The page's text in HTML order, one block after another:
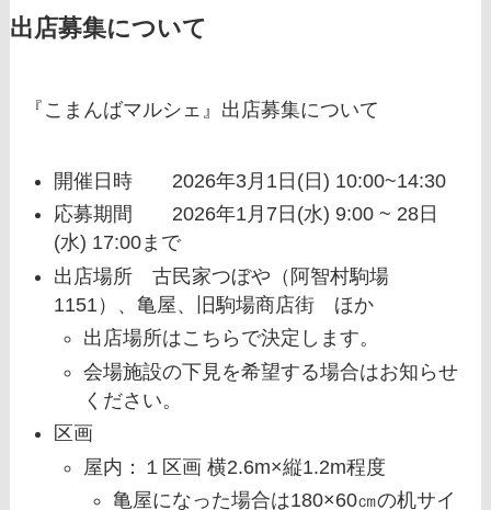
出店募集について
『こまんばマルシェ』出店募集について
開催日時 2026年3月1日(日) 10:00~14:30
応募期間 2026年1月7日(水) 9:00 ~ 28日
(水) 17:00まで
出店場所 古民家つぼや（阿智村駒場
1151）、亀屋、旧駒場商店街 ほか
出店場所はこちらで決定します。
会場施設の下見を希望する場合はお知らせ
ください。
区画
屋内：１区画 横2.6m×縦1.2m程度
亀屋になった場合は180×60㎝の机サイ